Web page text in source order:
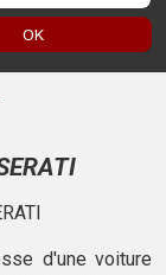
OK
d'une voiture